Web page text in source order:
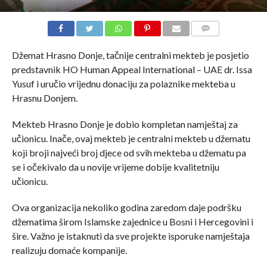
Džemat Hrasno Donje, tačnije centralni mekteb je posjetio
predstavnik HO Human Appeal International – UAE dr. Issa
Yusuf i uručio vrijednu donaciju za polaznike mekteba u
Hrasnu Donjem.
Mekteb Hrasno Donje je dobio kompletan namještaj za
učionicu. Inače, ovaj mekteb je centralni mekteb u džematu
koji broji najveći broj djece od svih mekteba u džematu pa
se i očekivalo da u novije vrijeme dobije kvalitetniju
učionicu.
Ova organizacija nekoliko godina zaredom daje podršku
džematima širom Islamske zajednice u Bosni i Hercegovini i
šire. Važno je istaknuti da sve projekte isporuke namještaja
realizuju domaće kompanije.